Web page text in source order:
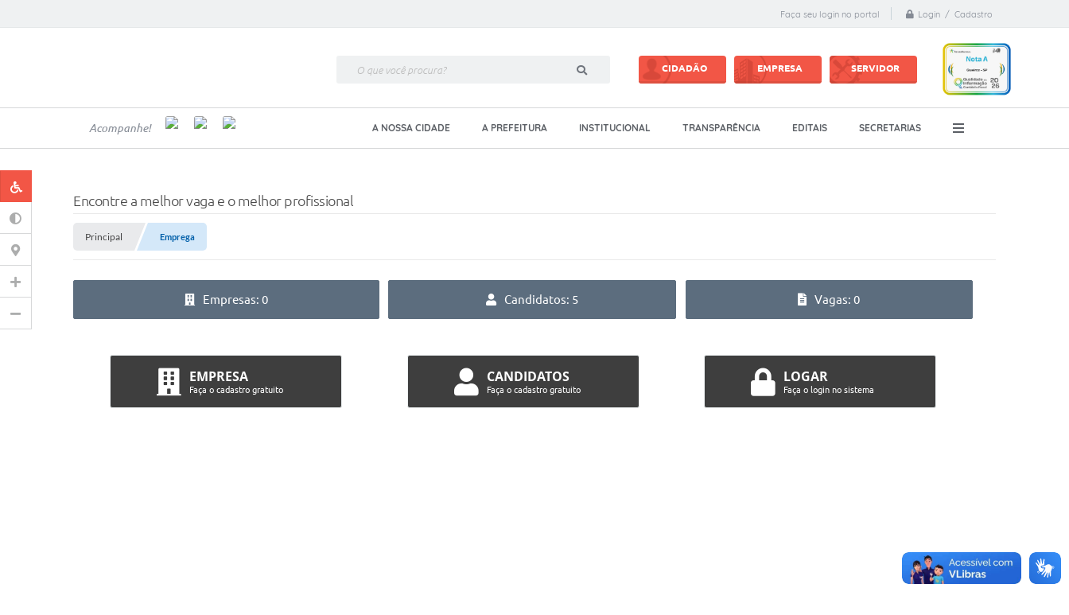
Faça seu login no portal Login / Cadastro
CIDADÃO EMPRESA SERVIDOR
Acompanhe! A NOSSA CIDADE A PREFEITURA INSTITUCIONAL TRANSPARÊNCIA EDITAIS SECRETARIAS
Encontre a melhor vaga e o melhor profissional
Principal Emprega
Empresas: 0 Candidatos: 5 Vagas: 0
EMPRESA
Faça o cadastro gratuito
CANDIDATOS
Faça o cadastro gratuito
LOGAR
Faça o login no sistema